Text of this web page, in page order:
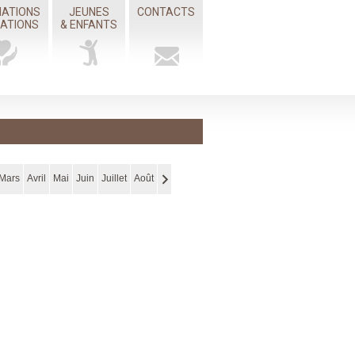
JEUNES
& ENFANTS
CONTACTS
Mars Avril Mai Juin Juillet Août